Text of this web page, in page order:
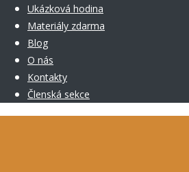
Ukázková hodina
Materiály zdarma
Blog
O nás
Kontakty
Členská sekce